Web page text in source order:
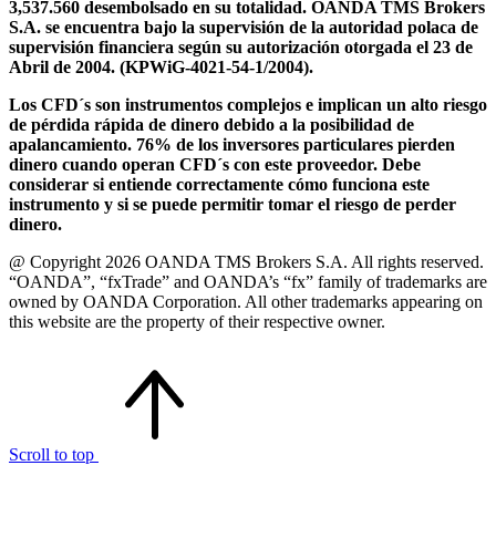
3,537.560 desembolsado en su totalidad. OANDA TMS Brokers
S.A. se encuentra bajo la supervisión de la autoridad polaca de
supervisión financiera según su autorización otorgada el 23 de
Abril de 2004. (KPWiG-4021-54-1/2004).
Los CFD´s son instrumentos complejos e implican un alto riesgo
de pérdida rápida de dinero debido a la posibilidad de
apalancamiento. 76% de los inversores particulares pierden
dinero cuando operan CFD´s con este proveedor. Debe
considerar si entiende correctamente cómo funciona este
instrumento y si se puede permitir tomar el riesgo de perder
dinero.
@ Copyright 2026 OANDA TMS Brokers S.A. All rights reserved.
“OANDA”, “fxTrade” and OANDA’s “fx” family of trademarks are
owned by OANDA Corporation. All other trademarks appearing on
this website are the property of their respective owner.
Scroll to top